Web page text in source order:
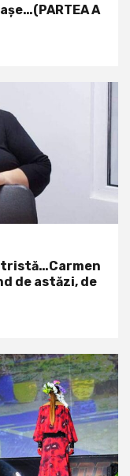
A
tristă…Carmen
de astăzi, de